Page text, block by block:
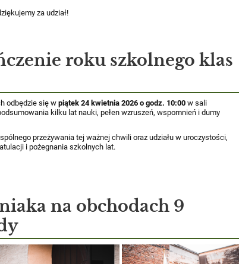
za udział!
roku szkolnego klas
odbędzie się wpiątek 24 kwietnia 2026 o godz. 10:00w sali
kilku lat nauki, pełen wzruszeń, wspomnień i dumy
przeżywania tej ważnej chwili oraz udziału w uroczystości,
i pożegnania szkolnych lat.
na obchodach 9